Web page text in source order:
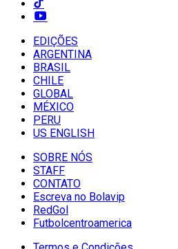
EDIÇÕES
ARGENTINA
BRASIL
CHILE
GLOBAL
MÉXICO
PERU
US ENGLISH
SOBRE NÓS
STAFF
CONTATO
Escreva no Bolavip
RedGol
Futbolcentroamerica